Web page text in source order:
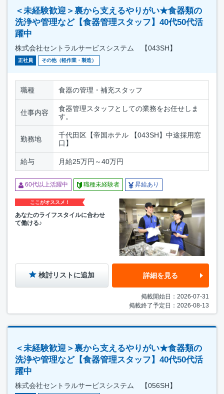
＜未経験歓迎＞裏から支えるやりがい★食器類の
洗浄や管理など【食器管理スタッフ】40代50代活
躍中
株式会社セントラルサービスシステム 【043SH】
正社員 その他（軽作業・製造）
職種 食器の管理・補充スタッフ
仕事内容
食器管理スタッフとしての業務をお任せしま
す。
勤務地
千代田区【帝国ホテル 【043SH】中途採用窓
口】
給与 月給25万円～40万円
60代以上活躍中 職種未経験者 昇給あり
ここがオススメ！
あなたのライフスタイルに合わせ
て働ける♪
検討リストに追加 詳細を見る
掲載開始日：2026-07-31
掲載終了予定日：2026-08-13
＜未経験歓迎＞裏から支えるやりがい★食器類の
洗浄や管理など【食器管理スタッフ】40代50代活
躍中
株式会社セントラルサービスシステム 【056SH】